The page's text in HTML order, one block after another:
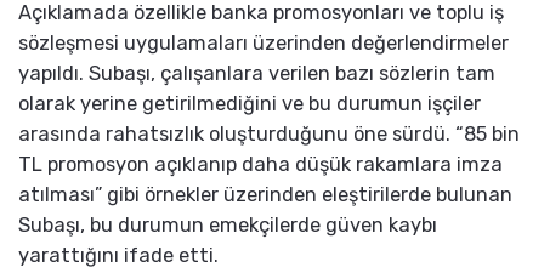
Açıklamada özellikle banka promosyonları ve toplu iş
sözleşmesi uygulamaları üzerinden değerlendirmeler
yapıldı. Subaşı, çalışanlara verilen bazı sözlerin tam
olarak yerine getirilmediğini ve bu durumun işçiler
arasında rahatsızlık oluşturduğunu öne sürdü. “85 bin
TL promosyon açıklanıp daha düşük rakamlara imza
atılması” gibi örnekler üzerinden eleştirilerde bulunan
Subaşı, bu durumun emekçilerde güven kaybı
yarattığını ifade etti.